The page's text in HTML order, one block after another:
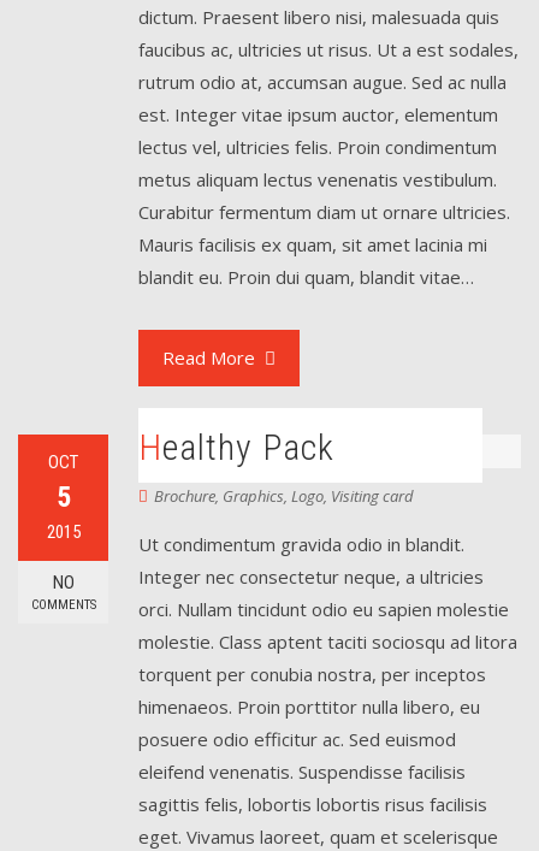
dictum. Praesent libero nisi, malesuada quis
faucibus ac, ultricies ut risus. Ut a est sodales,
rutrum odio at, accumsan augue. Sed ac nulla
est. Integer vitae ipsum auctor, elementum
lectus vel, ultricies felis. Proin condimentum
metus aliquam lectus venenatis vestibulum.
Curabitur fermentum diam ut ornare ultricies.
Mauris facilisis ex quam, sit amet lacinia mi
blandit eu. Proin dui quam, blandit vitae…
Read More
OCT
5
2015
NO
COMMENTS
Healthy Pack
Brochure, Graphics, Logo, Visiting card
Ut condimentum gravida odio in blandit.
Integer nec consectetur neque, a ultricies
orci. Nullam tincidunt odio eu sapien molestie
molestie. Class aptent taciti sociosqu ad litora
torquent per conubia nostra, per inceptos
himenaeos. Proin porttitor nulla libero, eu
posuere odio efficitur ac. Sed euismod
eleifend venenatis. Suspendisse facilisis
sagittis felis, lobortis lobortis risus facilisis
eget. Vivamus laoreet, quam et scelerisque